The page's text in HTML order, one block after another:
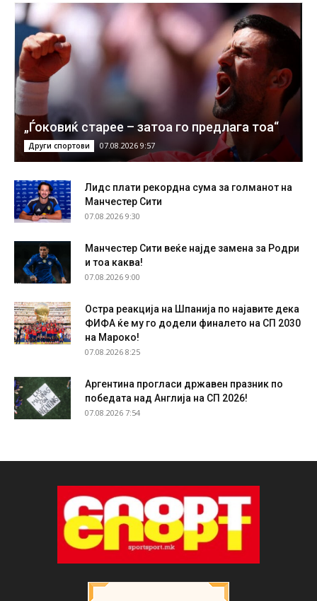
„Ѓоковиќ старее – затоа го предлага тоа“
Други спортови 07.08.2026 9:57
Лидс плати рекордна сума за голманот на
Манчестер Сити
07.08.2026 9:30
Манчестер Сити веќе најде замена за Родри
и тоа каква!
07.08.2026 9:00
Остра реакција на Шпанија по најавите дека
ФИФА ќе му го додели финалето на СП 2030
на Мароко!
07.08.2026 8:25
Аргентина прогласи државен празник по
победата над Англија на СП 2026!
07.08.2026 7:54